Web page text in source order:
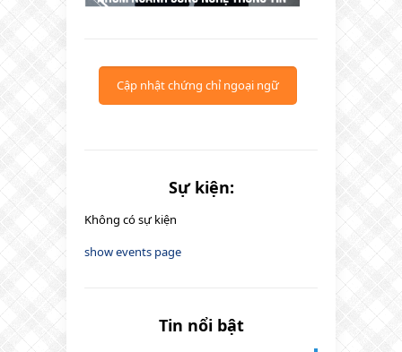
Cập nhật chứng chỉ ngoại ngữ
Sự kiện:
Không có sự kiện
show events page
Tin nổi bật